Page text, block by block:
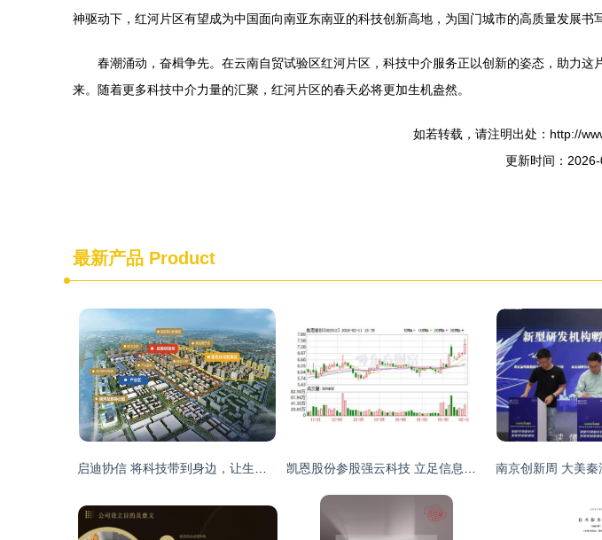
神驱动下，红河片区有望成为中国面向南亚东南亚的科技创新高地，为国门城市的高质量发展书
春潮涌动，奋楫争先。在云南自贸试验区红河片区，科技中介服务正以创新的姿态，助力
来。随着更多科技中介力量的汇聚，红河片区的春天必将更加生机盎然。
如若转载，请注明出处：http://
更新时间：
最新产品 Product